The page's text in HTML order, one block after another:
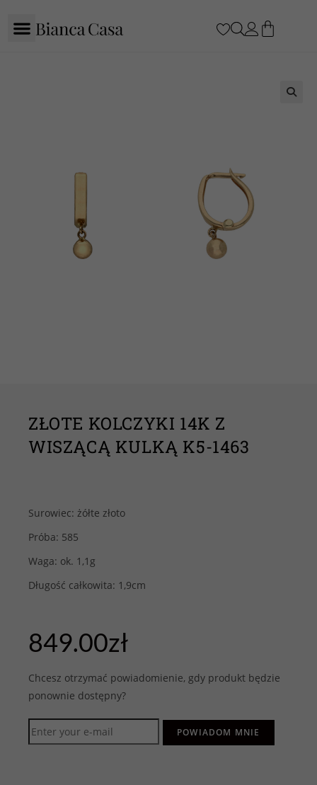
ZŁOTE KOLCZYKI 14K Z
WISZĄCĄ KULKĄ K5-1463
Surowiec: żółte złoto
Próba: 585
Waga: ok. 1,1g
Długość całkowita: 1,9cm
849.00zł
Chcesz otrzymać powiadomienie, gdy produkt będzie
ponownie dostępny?
POWIADOM MNIE